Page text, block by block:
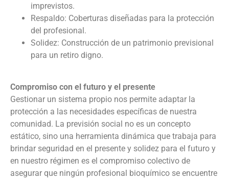
imprevistos.
Respaldo: Coberturas diseñadas para la protección
del profesional.
Solidez: Construcción de un patrimonio previsional
para un retiro digno.
Compromiso con el futuro y el presente
Gestionar un sistema propio nos permite adaptar la
protección a las necesidades específicas de nuestra
comunidad. La previsión social no es un concepto
estático, sino una herramienta dinámica que trabaja para
brindar seguridad en el presente y solidez para el futuro y
en nuestro régimen es el compromiso colectivo de
asegurar que ningún profesional bioquímico se encuentre